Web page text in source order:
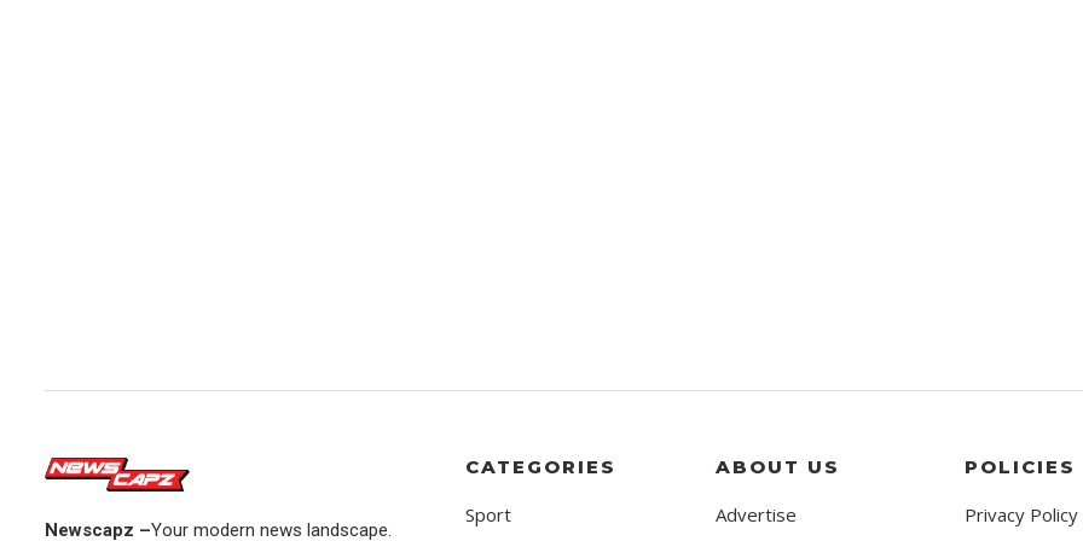
Newscapz –Your modern news landscape.
CATEGORIES
Sport
ABOUT US
Advertise
POLICIES
Privacy Policy